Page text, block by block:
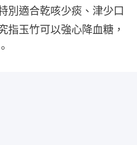
別適合乾咳少痰、津少口
指玉竹可以強心降血糖，